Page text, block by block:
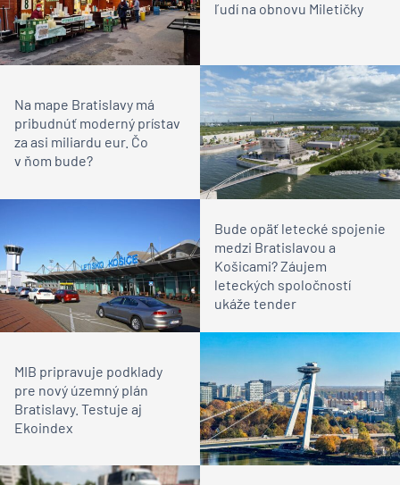
ľudí na obnovu Miletičky
Na mape Bratislavy má
pribudnúť moderný prístav
za asi miliardu eur. Čo
v ňom bude?
Bude opäť letecké spojenie
medzi Bratislavou a
Košicami? Záujem
leteckých spoločností
ukáže tender
MIB pripravuje podklady
pre nový územný plán
Bratislavy. Testuje aj
Ekoindex